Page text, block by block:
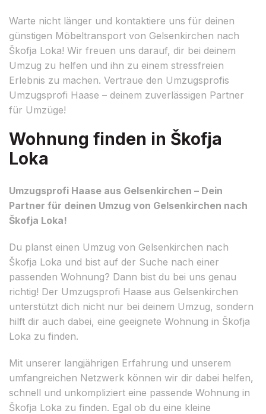
Warte nicht länger und kontaktiere uns für deinen
günstigen Möbeltransport von Gelsenkirchen nach
Škofja Loka! Wir freuen uns darauf, dir bei deinem
Umzug zu helfen und ihn zu einem stressfreien
Erlebnis zu machen. Vertraue den Umzugsprofis
Umzugsprofi Haase – deinem zuverlässigen Partner
für Umzüge!
Wohnung finden in Škofja
Loka
Umzugsprofi Haase aus Gelsenkirchen – Dein
Partner für deinen Umzug von Gelsenkirchen nach
Škofja Loka!
Du planst einen Umzug von Gelsenkirchen nach
Škofja Loka und bist auf der Suche nach einer
passenden Wohnung? Dann bist du bei uns genau
richtig! Der Umzugsprofi Haase aus Gelsenkirchen
unterstützt dich nicht nur bei deinem Umzug, sondern
hilft dir auch dabei, eine geeignete Wohnung in Škofja
Loka zu finden.
Mit unserer langjährigen Erfahrung und unserem
umfangreichen Netzwerk können wir dir dabei helfen,
schnell und unkompliziert eine passende Wohnung in
Škofja Loka zu finden. Egal ob du eine kleine